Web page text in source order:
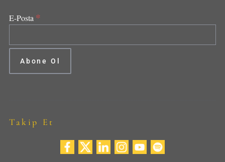
E-Posta *
Takip Et